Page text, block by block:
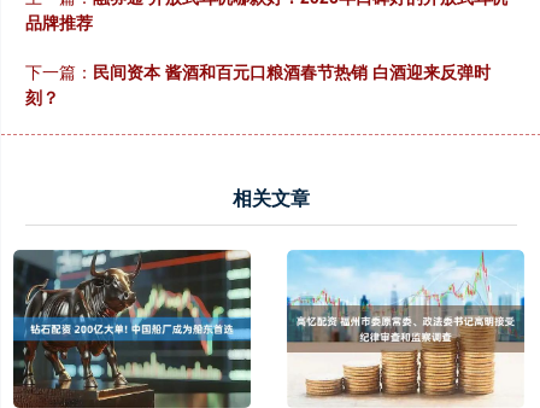
品牌推荐
下一篇： 民间资本 酱酒和百元口粮酒春节热销 白酒迎来反弹时
刻？
相关文章